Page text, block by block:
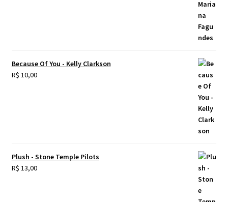
Because Of You - Kelly Clarkson
R$ 10,00
Plush - Stone Temple Pilots
R$ 13,00